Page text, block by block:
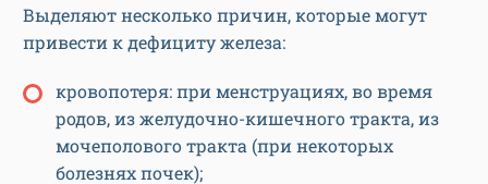
Выделяют несколько причин, которые могут
привести к дефициту железа:
кровопотеря: при менструациях, во время
родов, из желудочно-кишечного тракта, из
мочеполового тракта (при некоторых
болезнях почек);